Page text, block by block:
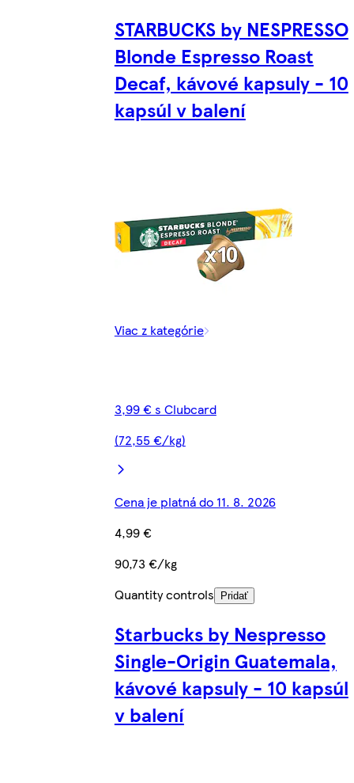
STARBUCKS by NESPRESSO
Blonde Espresso Roast
Decaf, kávové kapsuly - 10
kapsúl v balení
Viac z kategórie
3,99 € s Clubcard
(72,55 €/kg)
Cena je platná do 11. 8. 2026
4,99 €
90,73 €/kg
Quantity controls
Pridať
Starbucks by Nespresso
Single-Origin Guatemala,
kávové kapsuly - 10 kapsúl
v balení